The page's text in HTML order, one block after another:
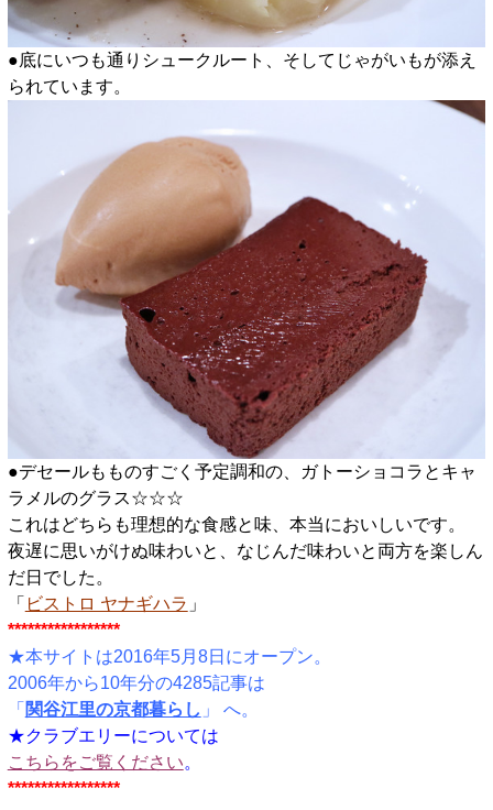
●底にいつも通りシュークルート、そしてじゃがいもが添え
られています。
●デセールもものすごく予定調和の、ガトーショコラとキャ
ラメルのグラス☆☆☆
これはどちらも理想的な食感と味、本当においしいです。
夜遅に思いがけぬ味わいと、なじんだ味わいと両方を楽しん
だ日でした。
「 ビストロ ヤナギハラ 」
*****************
★本サイトは2016年5月8日にオープン。
2006年から10年分の4285記事は
「 関谷江里の京都暮らし 」 へ。
★クラブエリーについては
こちらをご覧ください。
*****************